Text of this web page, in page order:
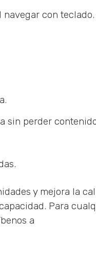
con teclado.
sin perder
y mejora la
Para
a